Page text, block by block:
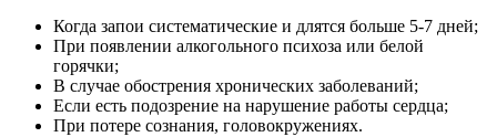
Когда запои систематические и длятся больше 5-7 дней;
При появлении алкогольного психоза или белой
горячки;
В случае обострения хронических заболеваний;
Если есть подозрение на нарушение работы сердца;
При потере сознания, головокружениях.